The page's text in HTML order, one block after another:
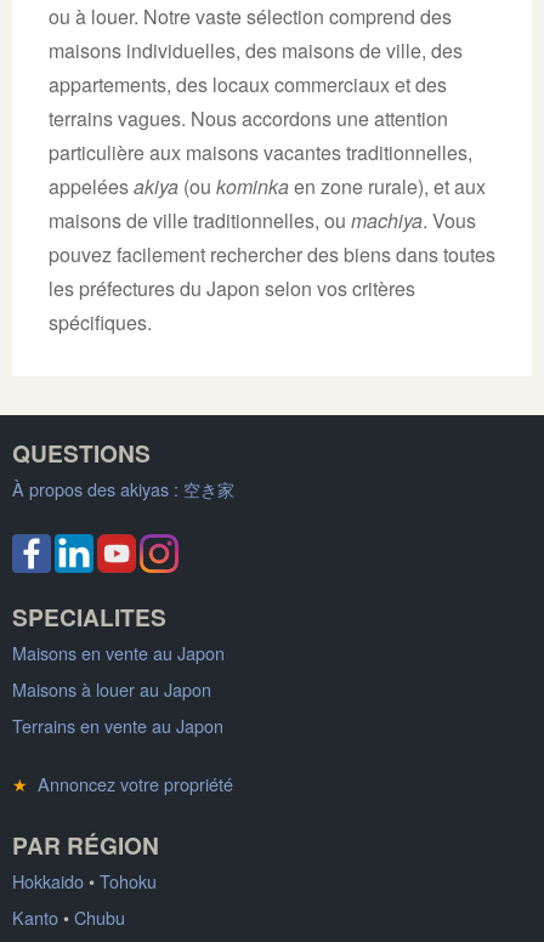
ou à louer. Notre vaste sélection comprend des
maisons individuelles, des maisons de ville, des
appartements, des locaux commerciaux et des
terrains vagues. Nous accordons une attention
particulière aux maisons vacantes traditionnelles,
appeléesakiya (ou kominkaen zone rurale), et aux
maisons de ville traditionnelles, ou machiya. Vous
pouvez facilement rechercher des biens dans toutes
les préfectures du Japon selon vos critères
spécifiques.
QUESTIONS
À propos des akiyas : 空き家
SPECIALITES
Maisons en vente au Japon
Maisons à louer au Japon
Terrains en vente au Japon
★ Annoncez votre propriété
PAR RÉGION
Hokkaido•Tohoku
Kanto•Chubu